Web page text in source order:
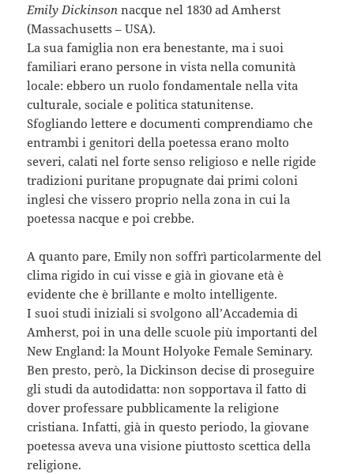
Emily Dickinson nacque nel 1830 ad Amherst
(Massachusetts – USA).
La sua famiglia non era benestante, ma i suoi
familiari erano persone in vista nella comunità
locale: ebbero un ruolo fondamentale nella vita
culturale, sociale e politica statunitense.
Sfogliando lettere e documenti comprendiamo che
entrambi i genitori della poetessa erano molto
severi, calati nel forte senso religioso e nelle rigide
tradizioni puritane propugnate dai primi coloni
inglesi che vissero proprio nella zona in cui la
poetessa nacque e poi crebbe.
A quanto pare, Emily non soffrì particolarmente del
clima rigido in cui visse e già in giovane età è
evidente che è brillante e molto intelligente.
I suoi studi iniziali si svolgono all’Accademia di
Amherst, poi in una delle scuole più importanti del
New England: la Mount Holyoke Female Seminary.
Ben presto, però, la Dickinson decise di proseguire
gli studi da autodidatta: non sopportava il fatto di
dover professare pubblicamente la religione
cristiana. Infatti, già in questo periodo, la giovane
poetessa aveva una visione piuttosto scettica della
religione.